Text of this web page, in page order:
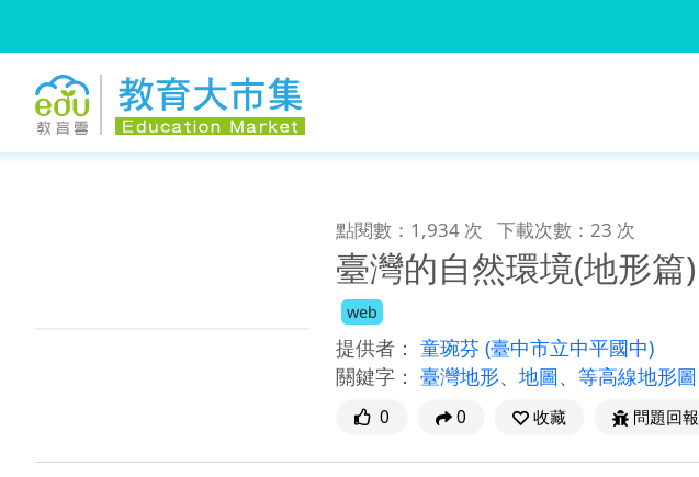
點閱數：1,934 次 下載次數：23 次
臺灣的自然環境(地形篇)
web
提供者： 童琬芬 (臺中市立中平國中)
關鍵字： 臺灣地形、 地圖、 等高線地形圖
0 0 收藏 問題回報